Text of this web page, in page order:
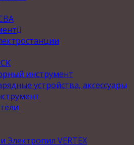
инструмент
устройства, аксессуары
Электропил VERTEX